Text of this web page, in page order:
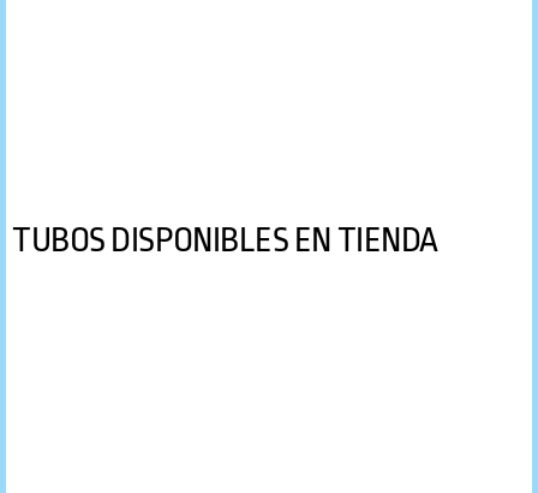
TUBOS DISPONIBLES EN TIENDA